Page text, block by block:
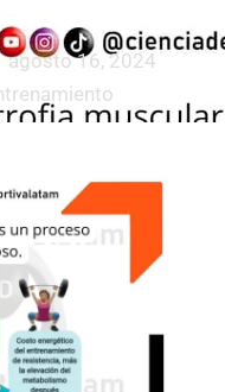
agosto 16, 2024